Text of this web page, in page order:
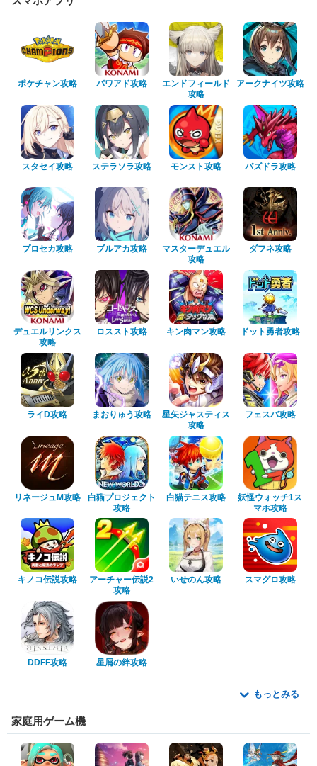
ポケチャン攻略 パワアド攻略
エンドフィールド
攻略
アークナイツ攻略
スタセイ攻略 ステラソラ攻略 モンスト攻略 パズドラ攻略
プロセカ攻略 ブルアカ攻略
マスターデュエル
攻略
ダフネ攻略
デュエルリンクス
攻略
ロススト攻略 キン肉マン攻略 ドット勇者攻略
ライD攻略 まおりゅう攻略
星矢ジャスティス
攻略
フェスバ攻略
リネージュM攻略
白猫プロジェクト
攻略
白猫テニス攻略
妖怪ウォッチ1ス
マホ攻略
キノコ伝説攻略
アーチャー伝説2
攻略
いせのん攻略 スマグロ攻略
DDFF攻略 星屑の絆攻略
もっとみる
家庭用ゲーム機